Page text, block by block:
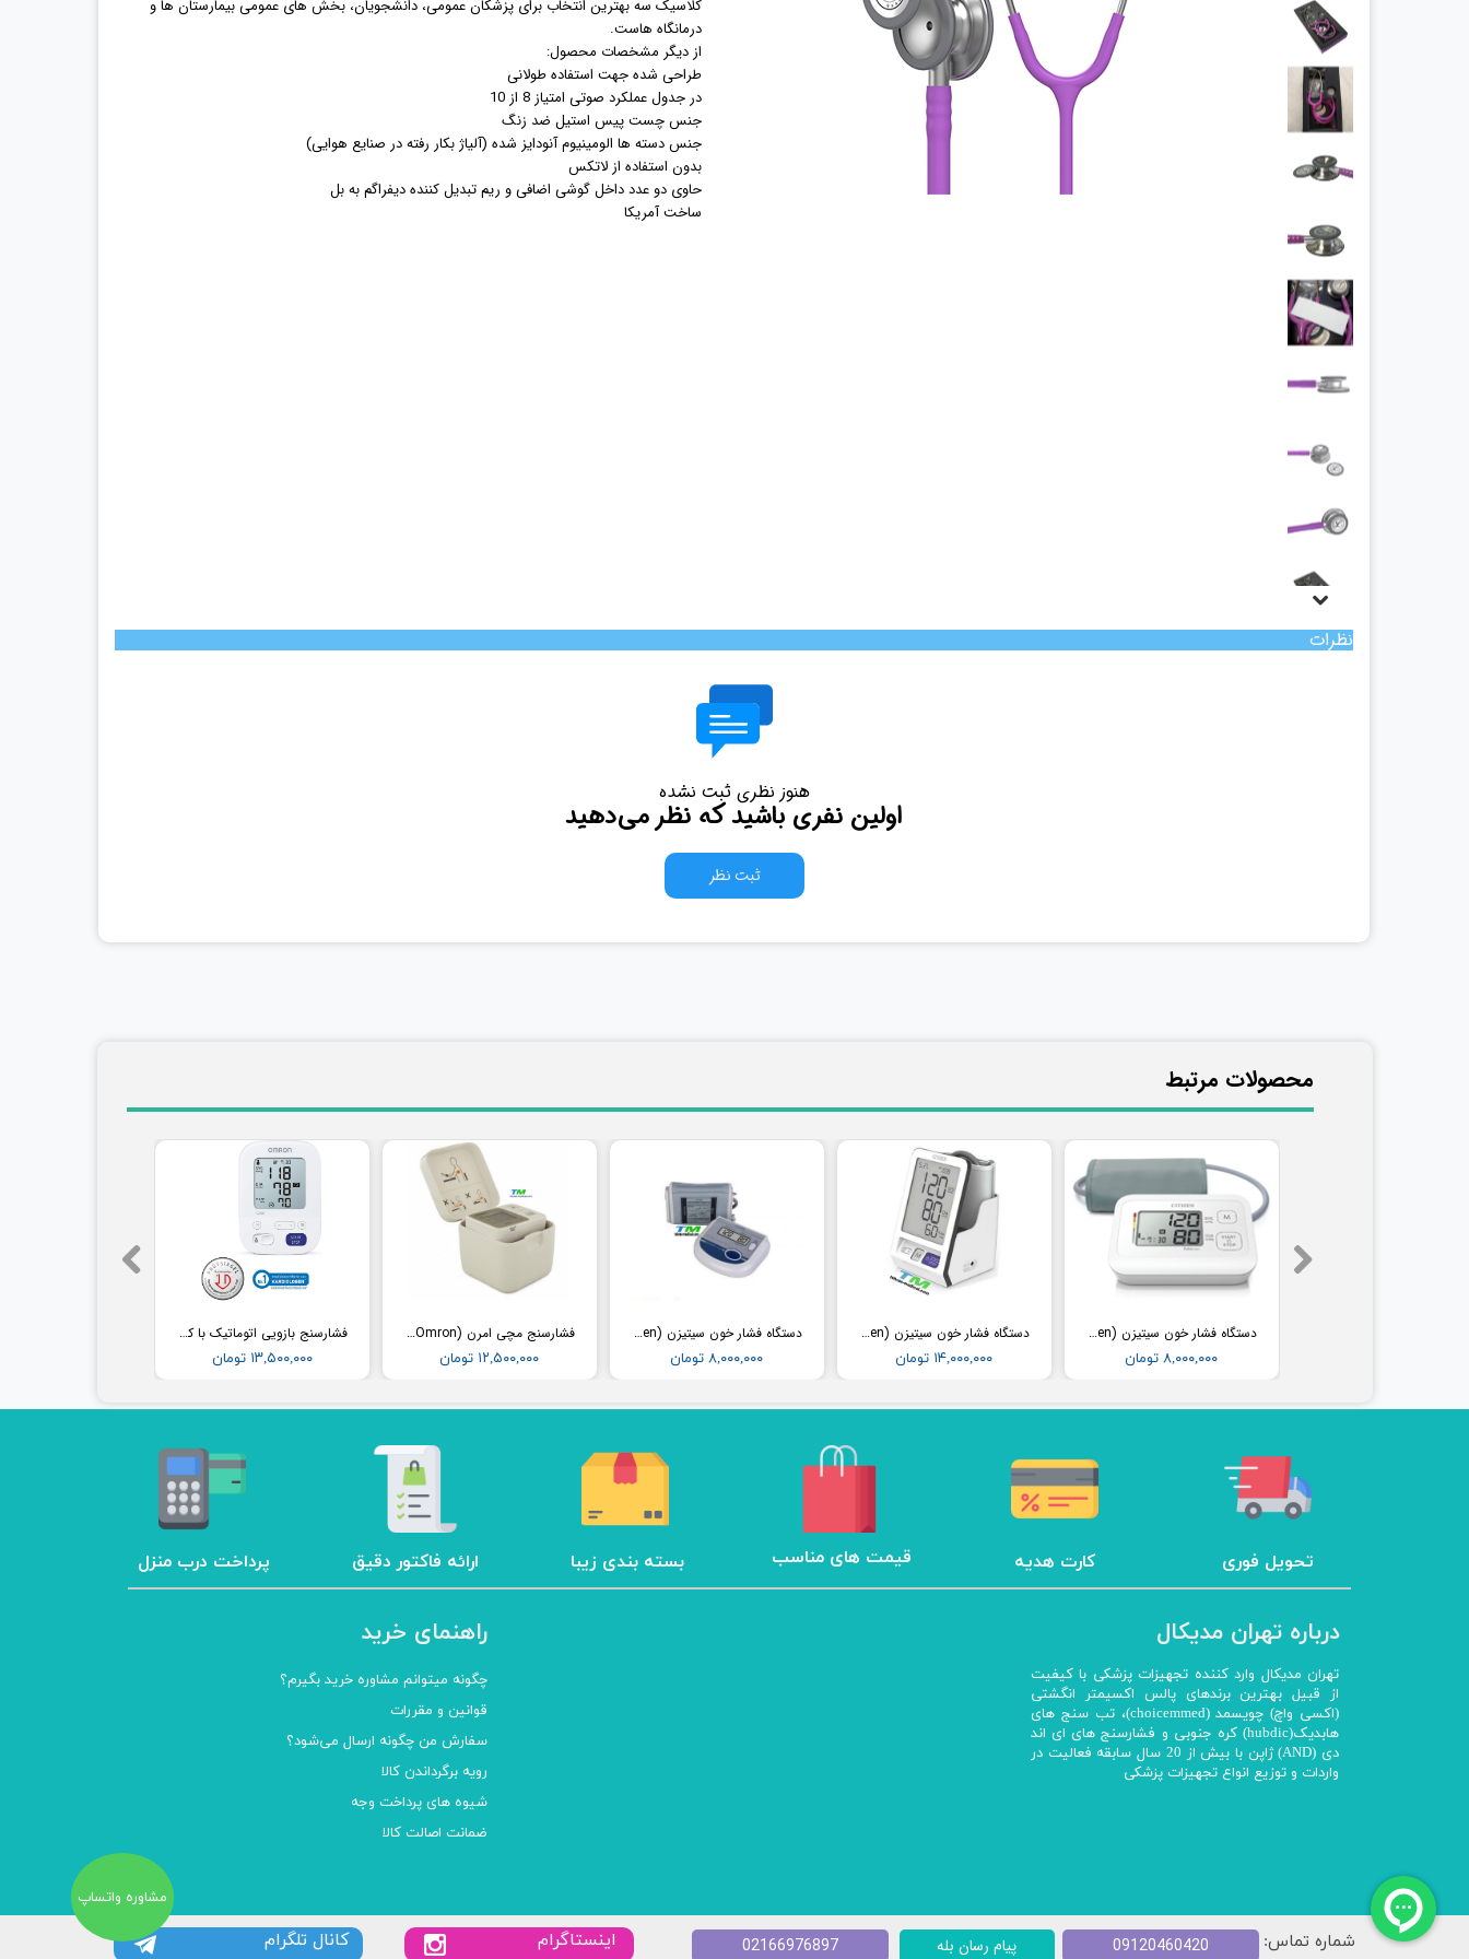
چراغ پیشانی
چراغ معاینه
سالپنژوگراف
فتال مانیتورینگ
لیفت و جوانسازی صورت
کلاسیک سه بهترین انتخاب برای پزشکان عمومی، دانشجویان، بخش های عمومی بیمارستان ها و
درمانگاه هاست.
از دیگر مشخصات محصول:
طراحی شده جهت استفاده طولانی
در جدول عملکرد صوتی امتیاز 8 از 10
جنس چست پیس استیل ضد زنگ
جنس دسته ها الومینیوم آنودایز شده (آلیاژ بکار رفته در صنایع هوایی)
بدون استفاده از لاتکس
حاوی دو عدد داخل گوشی اضافی و ریم تبدیل کننده دیفراگم به بل
ساخت آمریکا
نظرات
هنوز نظری ثبت نشده
اولین نفری باشید که نظر می‌دهید
ثبت نظر
فشارسنج بازویی اتوماتیک با کاف پهن امرن (OMRON) مدل M3
۱۳,۵۰۰,۰۰۰ تومان
فشارسنج مچی امرن (Omron) مدل RS2
۱۲,۵۰۰,۰۰۰ تومان
دستگاه فشار خون سیتیزن (Citizen) مدل CH452
۸,۰۰۰,۰۰۰ تومان
دستگاه فشار خون سیتیزن (Citizen) مدل CH456
۱۴,۰۰۰,۰۰۰ تومان
دستگاه فشار خون سیتیزن (Citizen) مدل CH304
۸,۰۰۰,۰۰۰ تومان
​محصولات مرتبط
مشاوره واتساپ
تحویل فوری کارت هدیه ​قیمت های مناسب بسته بندی زیبا ارائه فاکتور دقیق پرداخت درب منزل
درباره تهران مدیکال
تهران مدیکال وارد کننده تجهیزات پزشکی با کیفیت
از قبیل بهترین برندهای پالس اکسیمتر انگشتی
(اکسی واچ) چویسمد (choicemmed)، تب سنج های
هابدیک(hubdic) کره جنوبی و فشارسنج های ای اند
دی (AND) ژاپن با بیش از 20 سال سابقه فعالیت در
واردات و توزیع انواع تجهیزات پزشکی
راهنمای خرید
چگونه میتوانم مشاوره خرید بگیرم؟
قوانین و مقررات
سفارش من چگونه ارسال می‌شود؟
رویه برگرداندن کالا
شیوه های پرداخت وجه
ضمانت اصالت کالا
شماره تماس: کانال تلگرام ​​اینستاگرام پیام رسان بله 09120460420
02166976897